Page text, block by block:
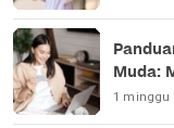
Muda:
1 minggu